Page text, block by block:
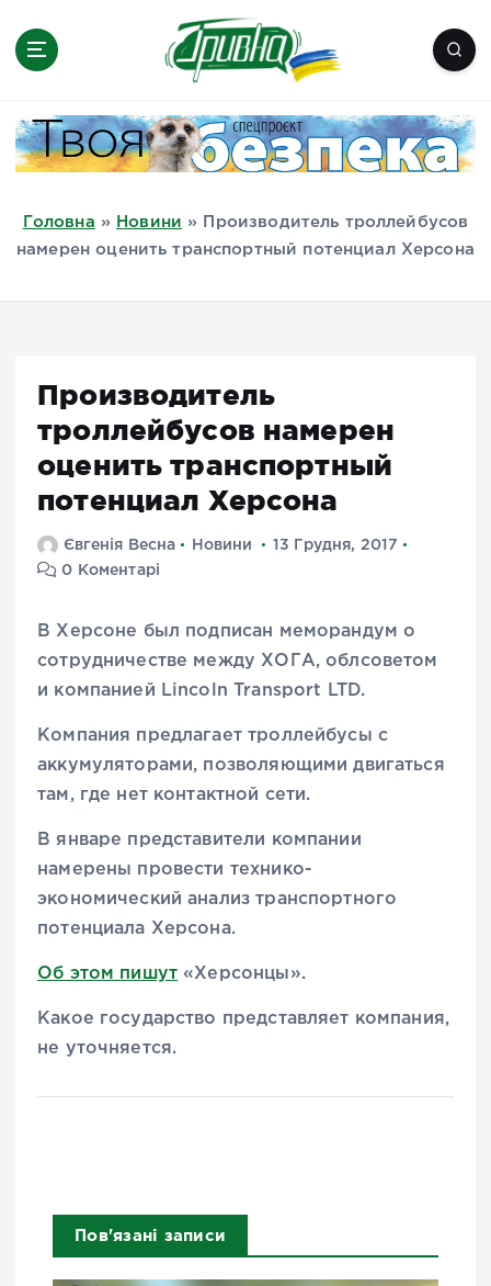
Миколаїв, Одеса, Мелітополь
Головна » Новини »
Производитель троллейбусов
намерен оценить транспортный потенциал Херсона
Производитель
троллейбусов намерен
оценить транспортный
потенциал Херсона
Євгенія Весна Новини
13 Грудня, 2017
0 Коментарі
В Херсоне был подписан меморандум о
сотрудничестве между ХОГА, облсоветом
и компанией Lincoln Transport LTD.
Компания предлагает троллейбусы с
аккумуляторами, позволяющими двигаться
там, где нет контактной сети.
В январе представители компании
намерены провести технико-
экономический анализ транспортного
потенциала Херсона.
Об этом пишут «Херсонцы».
Какое государство представляет компания,
не уточняется.
Пов'язані записи